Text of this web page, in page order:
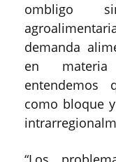
ombligo
demanda
en
entendemos
como bloque